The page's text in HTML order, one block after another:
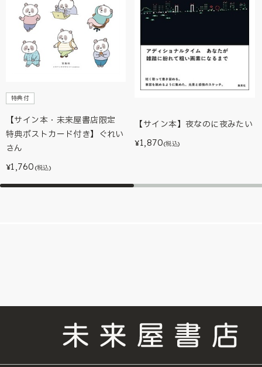
特典付
【サイン本・未来屋書店限定
特典ポストカード付き】ぐれい
さん
¥1,760 (税込)
【サイン本】夜なのに夜みたい
¥1,870(税込)